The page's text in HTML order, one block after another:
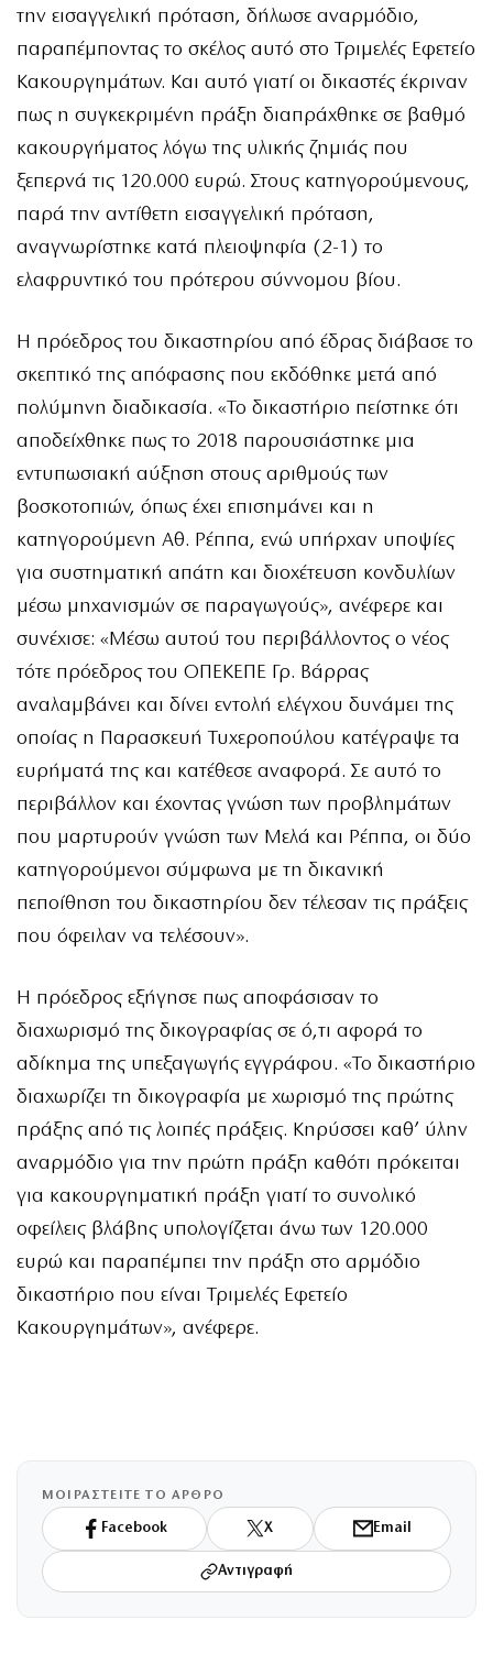
την εισαγγελική πρόταση, δήλωσε αναρμόδιο,
παραπέμποντας το σκέλος αυτό στο Τριμελές Εφετείο
Κακουργημάτων. Και αυτό γιατί οι δικαστές έκριναν
πως η συγκεκριμένη πράξη διαπράχθηκε σε βαθμό
κακουργήματος λόγω της υλικής ζημιάς που
ξεπερνά τις 120.000 ευρώ. Στους κατηγορούμενους,
παρά την αντίθετη εισαγγελική πρόταση,
αναγνωρίστηκε κατά πλειοψηφία (2-1) το
ελαφρυντικό του πρότερου σύννομου βίου.
Η πρόεδρος του δικαστηρίου από έδρας διάβασε το
σκεπτικό της απόφασης που εκδόθηκε μετά από
πολύμηνη διαδικασία. «Το δικαστήριο πείστηκε ότι
αποδείχθηκε πως το 2018 παρουσιάστηκε μια
εντυπωσιακή αύξηση στους αριθμούς των
βοσκοτοπιών, όπως έχει επισημάνει και η
κατηγορούμενη Αθ. Ρέππα, ενώ υπήρχαν υποψίες
για συστηματική απάτη και διοχέτευση κονδυλίων
μέσω μηχανισμών σε παραγωγούς», ανέφερε και
συνέχισε: «Μέσω αυτού του περιβάλλοντος ο νέος
τότε πρόεδρος του ΟΠΕΚΕΠΕ Γρ. Βάρρας
αναλαμβάνει και δίνει εντολή ελέγχου δυνάμει της
οποίας η Παρασκευή Τυχεροπούλου κατέγραψε τα
ευρήματά της και κατέθεσε αναφορά. Σε αυτό το
περιβάλλον και έχοντας γνώση των προβλημάτων
που μαρτυρούν γνώση των Μελά και Ρέππα, οι δύο
κατηγορούμενοι σύμφωνα με τη δικανική
πεποίθηση του δικαστηρίου δεν τέλεσαν τις πράξεις
που όφειλαν να τελέσουν».
Η πρόεδρος εξήγησε πως αποφάσισαν το
διαχωρισμό της δικογραφίας σε ό,τι αφορά το
αδίκημα της υπεξαγωγής εγγράφου. «Το δικαστήριο
διαχωρίζει τη δικογραφία με χωρισμό της πρώτης
πράξης από τις λοιπές πράξεις. Κηρύσσει καθ’ ύλην
αναρμόδιο για την πρώτη πράξη καθότι πρόκειται
για κακουργηματική πράξη γιατί το συνολικό
οφείλεις βλάβης υπολογίζεται άνω των 120.000
ευρώ και παραπέμπει την πράξη στο αρμόδιο
δικαστήριο που είναι Τριμελές Εφετείο
Κακουργημάτων», ανέφερε.
ΜΟΙΡΑΣΤΕΙΤΕ ΤΟ ΑΡΘΡΟ
Facebook X Email
Αντιγραφή